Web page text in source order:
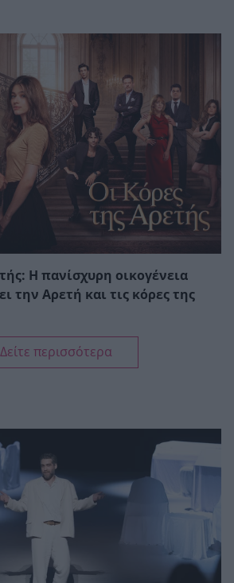
Η πανίσχυρη οικογένεια
την Αρετή και τις κόρες της
Δείτε περισσότερα